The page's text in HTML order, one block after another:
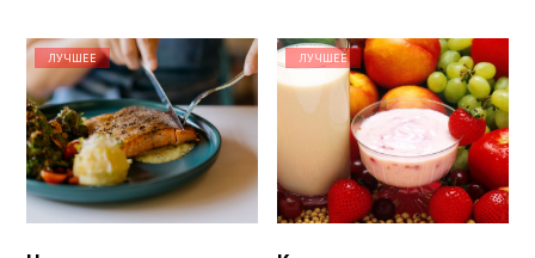
ЛУЧШЕЕ ЛУЧШЕЕ